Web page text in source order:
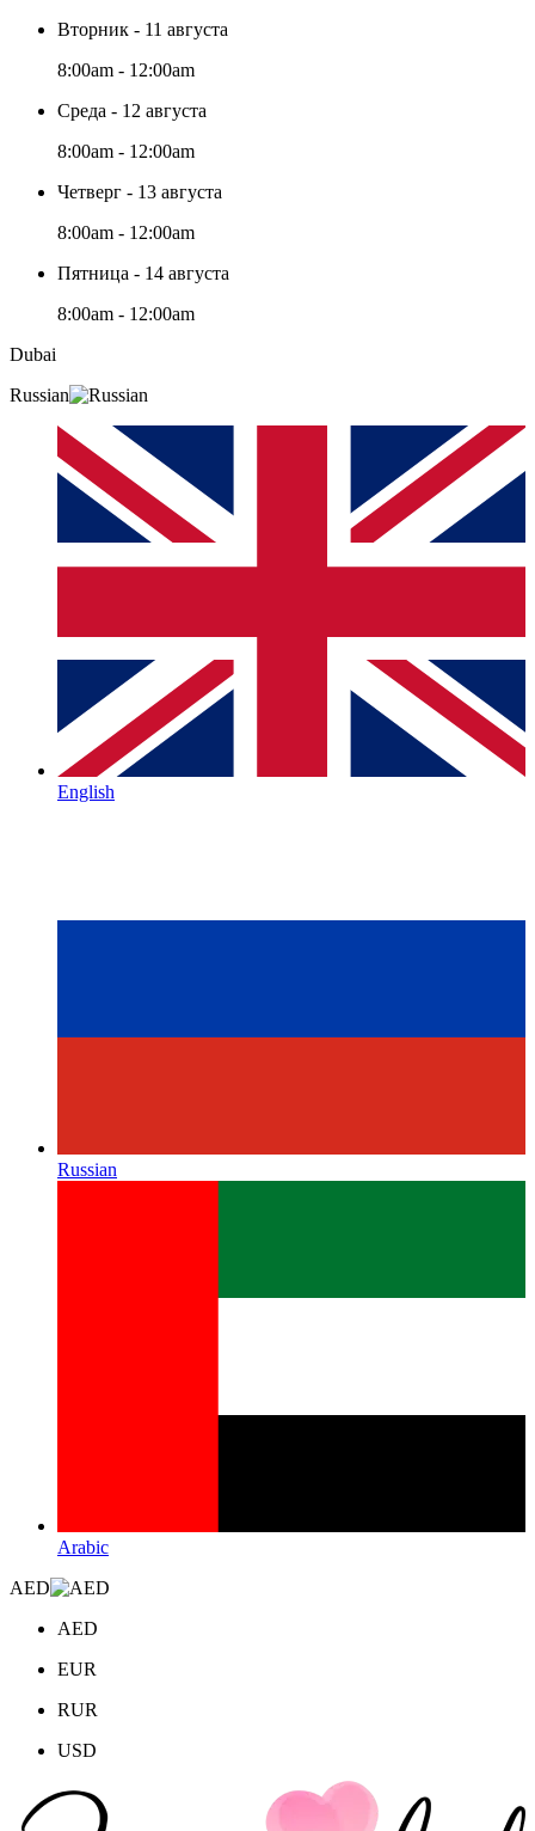
Вторник - 11 августа
8:00am - 12:00am
Среда - 12 августа
8:00am - 12:00am
Четверг - 13 августа
8:00am - 12:00am
Пятница - 14 августа
8:00am - 12:00am
Dubai
Russian
English
Russian
Arabic
AED
AED
EUR
RUR
USD